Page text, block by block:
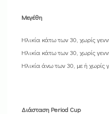
Μεγέθη
Ηλικία κάτω των 30, χωρίς
Ηλικία κάτω των 30, χωρίς
Ηλικία άνω των 30, με ή χωρίς
Διάσταση Period Cup